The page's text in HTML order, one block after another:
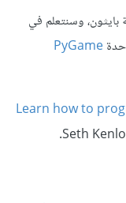
بايثون، وسنتعلم في
PyGame
Learn how to